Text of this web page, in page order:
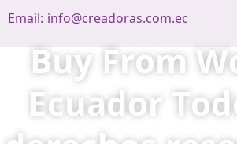
Email: info@creadoras.com.ec
Buy From
Ecuador